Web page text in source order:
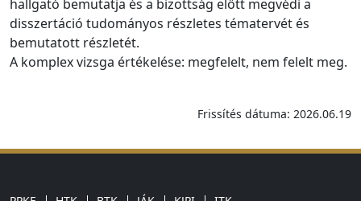
hallgató bemutatja és a bizottság előtt megvédi a
disszertáció tudományos részletes tématervét és
bemutatott részletét.
A komplex vizsga értékelése: megfelelt, nem felelt meg.
Frissítés dátuma: 2026.06.19